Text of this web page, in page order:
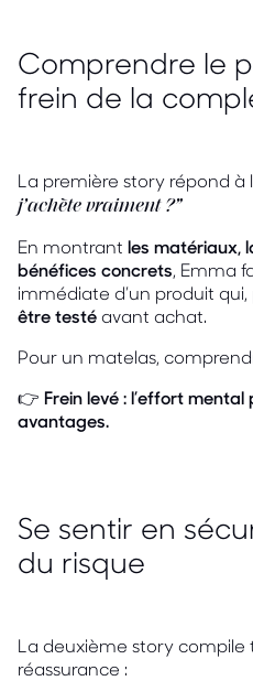
Comprendre le
frein de la
La première story répond à
j’achète vraiment ?”
En montrant les matériaux,
bénéfices concrets, Emma
immédiate d’un produit
être testéavant achat.
Pour un matelas,
👉 Frein levé : l’effort
avantages.
Se sentir en
du risque
La deuxième story compile
réassurance :